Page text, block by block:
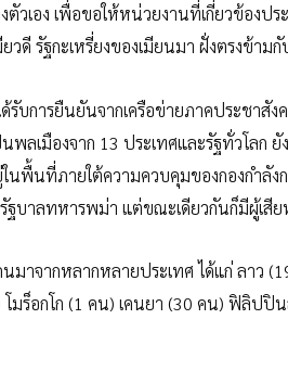
ตัวเอง เพื่อขอให้หน่วยงานที่เกี่ยวข้อง
ยวดี รัฐกะเหรี่ยงของเมียนมา ฝั่งตรงข้า
บการยืนยันจากเครือข่ายภาคประชาสั
พลเมืองจาก 13 ประเทศและรัฐทั่วโลก
นพื้นที่ภายใต้ความควบคุมของกองกำลั
บาลทหารพม่า แต่ขณะเดียวกันก็มีผู้เสี
มาจากหลากหลายประเทศ ได้แก่ ลาว
มร็อกโก (1 คน) เคนยา (30 คน) ฟิลิป